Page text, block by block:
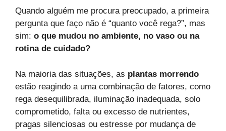
Quando alguém me procura preocupado, a primeira
pergunta que faço não é “quanto você rega?”, mas
sim: o que mudou no ambiente, no vaso ou na
rotina de cuidado?
Na maioria das situações, as plantas morrendo
estão reagindo a uma combinação de fatores, como
rega desequilibrada, iluminação inadequada, solo
comprometido, falta ou excesso de nutrientes,
pragas silenciosas ou estresse por mudança de